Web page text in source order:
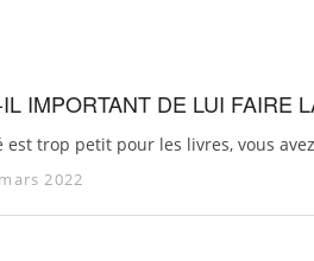
IMPORTANT DE LUI FAIRE
est trop petit pour les livres, vous
2022